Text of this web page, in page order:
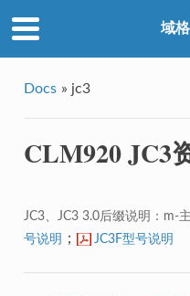
域
Docs » jc3
CLM920 JC3
JC3、JC3 3.0后缀说明：m-
号说明
； JC3F型号说明